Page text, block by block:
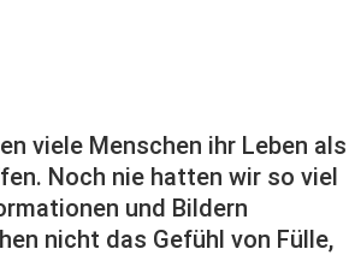
viele Menschen ihr Leben als
Noch nie hatten wir so viel
und Bildern
nicht das Gefühl von Fülle,